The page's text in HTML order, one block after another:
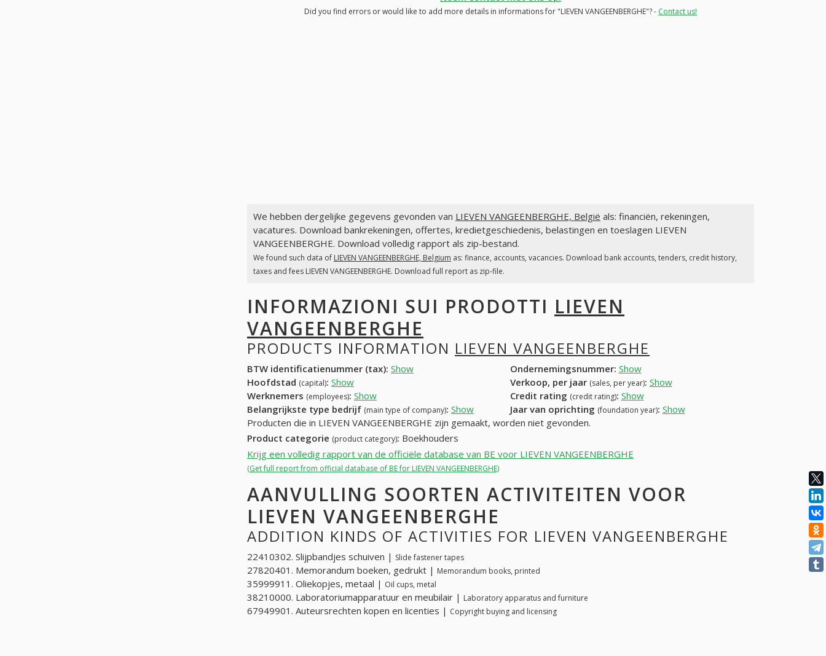
Did you find errors or would like to add more details in informations for "LIEVEN VANGEENBERGHE"? - Contact us!
We hebben dergelijke gegevens gevonden van LIEVEN VANGEENBERGHE, België als: financiën, rekeningen,
vacatures. Download bankrekeningen, offertes, kredietgeschiedenis, belastingen en toeslagen LIEVEN
VANGEENBERGHE. Download volledig rapport als zip-bestand.
We found such data of LIEVEN VANGEENBERGHE, Belgium as: finance, accounts, vacancies. Download bank accounts, tenders, credit history,
taxes and fees LIEVEN VANGEENBERGHE. Download full report as zip-file.
INFORMAZIONI SUI PRODOTTI LIEVEN
VANGEENBERGHE
PRODUCTS INFORMATION LIEVEN VANGEENBERGHE
BTW identificatienummer (tax): Show Ondernemingsnummer: Show
Hoofdstad (capital): Show Verkoop, per jaar (sales, per year): Show
Werknemers (employees): Show Credit rating (credit rating): Show
Belangrijkste type bedrijf (main type of company): Show Jaar van oprichting (foundation year): Show
Producten die in LIEVEN VANGEENBERGHE zijn gemaakt, worden niet gevonden.
Product categorie (product category): Boekhouders
Krijg een volledig rapport van de officiële database van BE voor LIEVEN VANGEENBERGHE
(Get full report from official database of BE for LIEVEN VANGEENBERGHE)
AANVULLING SOORTEN ACTIVITEITEN VOOR
LIEVEN VANGEENBERGHE
ADDITION KINDS OF ACTIVITIES FOR LIEVEN VANGEENBERGHE
22410302. Slijpbandjes schuiven | Slide fastener tapes
27820401. Memorandum boeken, gedrukt | Memorandum books, printed
35999911. Oliekopjes, metaal | Oil cups, metal
38210000. Laboratoriumapparatuur en meubilair | Laboratory apparatus and furniture
67949901. Auteursrechten kopen en licenties | Copyright buying and licensing